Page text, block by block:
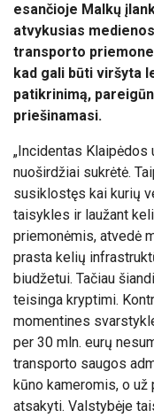
esančioje Malkų
atvykusias
transporto
kad gali būti viršyta
patikrinimą,
priešinamasi.
„Incidentas
nuoširdžiai sukrėtė.
susiklostęs kai kurių
taisykles ir laužant
priemonėmis, atvedė
prasta kelių
biudžetui. Tačiau
teisinga kryptimi.
momentines
per 30 mln. eurų
transporto saugos
kūno kameromis, o
atsakyti. Valstybėje